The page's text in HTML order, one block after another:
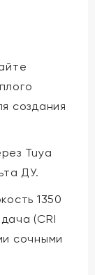
создания
Tuya
ДУ.
1350
(CRI
сочными